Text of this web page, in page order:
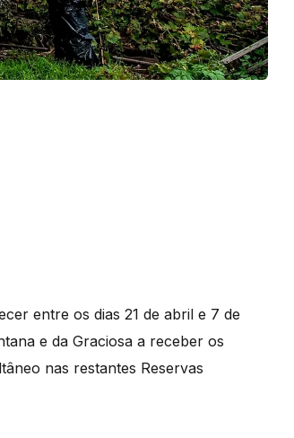
entre os dias 21 de abril e 7 de
e da Graciosa a receber os
nas restantes Reservas